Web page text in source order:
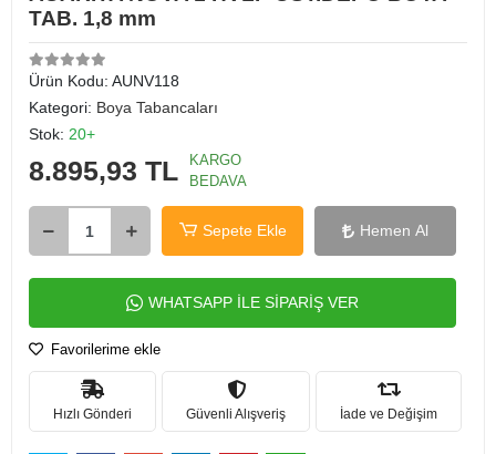
TAB. 1,8 mm
Ürün Kodu: AUNV118
Kategori: Boya Tabancaları
Stok: 20+
8.895,93 TL
KARGO
BEDAVA
Sepete Ekle Hemen Al
WHATSAPP İLE SİPARİŞ VER
Favorilerime ekle
Hızlı Gönderi Güvenli Alışveriş İade ve Değişim